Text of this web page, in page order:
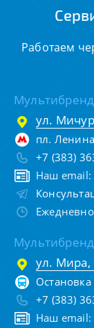
Работаем
ул.
пл. Ленина
+7 (383)
Наш email:
ул. Мира,
Остановка
+7 (383)
Наш email: